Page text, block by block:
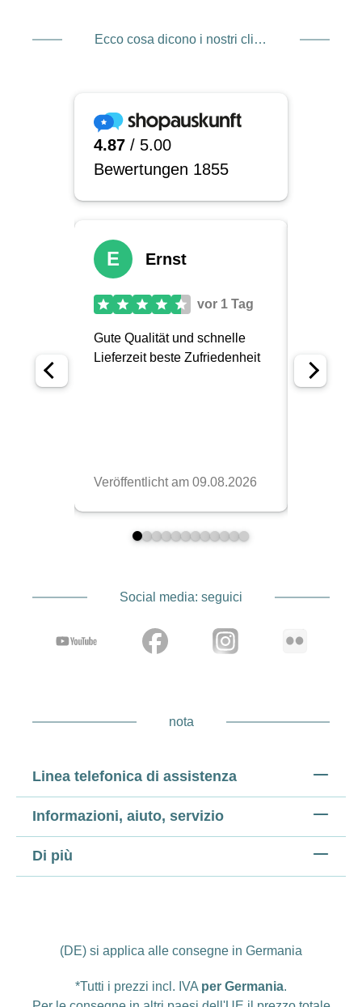
Ecco cosa dicono i nostri clienti
Social media: seguici
nota
Linea telefonica di assistenza
Informazioni, aiuto, servizio
Di più
(DE) si applica alle consegne in Germania
*Tutti i prezzi incl. IVA per Germania.